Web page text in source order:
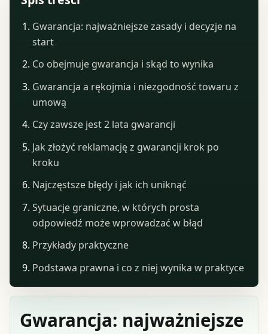
Gwarancja: najważniejsze
Gwarancja: najważniejsze zasady i decyzje na
start
Co obejmuje gwarancja i skąd to wynika
Gwarancja a rękojmia i niezgodność towaru z
umową
Czy zawsze jest 2 lata gwarancji
Jak złożyć reklamację z gwarancji krok po
kroku
Najczęstsze błędy i jak ich uniknąć
Sytuacje graniczne, w których prosta
odpowiedź może wprowadzać w błąd
Przykłady praktyczne
Podstawa prawna i co z niej wynika w praktyce